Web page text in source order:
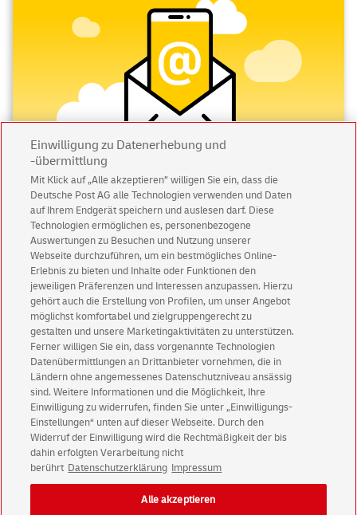
Abonnieren Sie unseren Newsletter
Immer informiert über exklusive Angebote und
Aktionen - jetzt mit Vorteil
Privatkundensichern sich einen5 € Gutschein
für POSTSCAN!
Geschäftskundenerhalten einen5 € Gutschein
für Briefmarke individuell!
Zur Newsletter-Anmeldung
© Thu Aug 06 08:40:06 CEST 2026 Deutsche Post AG
Impressum
Datenschutz
Einwilligungs-Einstellungen
Rechtliche Hinweise
Einwilligung zu Datenerhebung und
-übermittlung
Mit Klick auf „Alle akzeptieren” willigen Sie ein, dass die
Deutsche Post AG alle Technologien verwenden und Daten
auf Ihrem Endgerät speichern und auslesen darf. Diese
Technologien ermöglichen es, personenbezogene
Auswertungen zu Besuchen und Nutzung unserer
Webseite durchzuführen, um ein bestmögliches Online-
Erlebnis zu bieten und Inhalte oder Funktionen den
jeweiligen Präferenzen und Interessen anzupassen. Hierzu
gehört auch die Erstellung von Profilen, um unser Angebot
möglichst komfortabel und zielgruppengerecht zu
gestalten und unsere Marketingaktivitäten zu unterstützen.
Ferner willigen Sie ein, dass vorgenannte Technologien
Datenübermittlungen an Drittanbieter vornehmen, die in
Ländern ohne angemessenes Datenschutzniveau ansässig
sind. Weitere Informationen und die Möglichkeit, Ihre
Einwilligung zu widerrufen, finden Sie unter „Einwilligungs-
Einstellungen“ unten auf dieser Webseite. Durch den
Widerruf der Einwilligung wird die Rechtmäßigkeit der bis
dahin erfolgten Verarbeitung nicht
berührt Datenschutzerklärung Impressum
Alle akzeptieren